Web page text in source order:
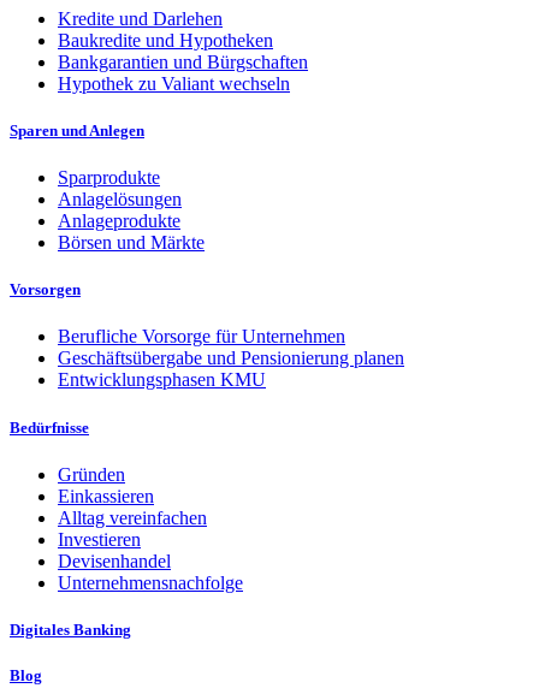
Kredite und Darlehen
Baukredite und Hypotheken
Bankgarantien und Bürgschaften
Hypothek zu Valiant wechseln
Sparen und Anlegen
Sparprodukte
Anlagelösungen
Anlageprodukte
Börsen und Märkte
Vorsorgen
Berufliche Vorsorge für Unternehmen
Geschäftsübergabe und Pensionierung planen
Entwicklungsphasen KMU
Bedürfnisse
Gründen
Einkassieren
Alltag vereinfachen
Investieren
Devisenhandel
Unternehmensnachfolge
Digitales Banking
Blog